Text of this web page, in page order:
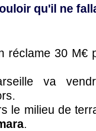
qu'il ne
réclame 30 M€
va
le milieu de
.